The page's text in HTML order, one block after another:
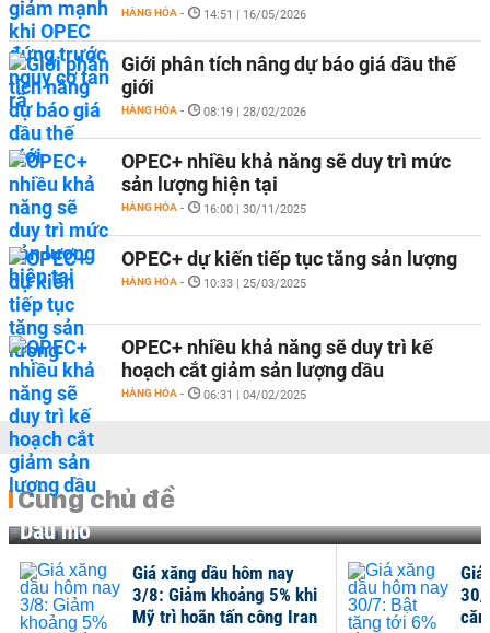
HÀNG HÓA - 14:51 | 16/05/2026
Giới phân tích nâng dự báo giá dầu thế
giới
HÀNG HÓA - 08:19 | 28/02/2026
OPEC+ nhiều khả năng sẽ duy trì mức
sản lượng hiện tại
HÀNG HÓA - 16:00 | 30/11/2025
OPEC+ dự kiến tiếp tục tăng sản lượng
HÀNG HÓA - 10:33 | 25/03/2025
OPEC+ nhiều khả năng sẽ duy trì kế
hoạch cắt giảm sản lượng dầu
HÀNG HÓA - 06:31 | 04/02/2025
Cùng chủ đề
Dầu mỏ
Giá xăng dầu hôm nay
3/8: Giảm khoảng 5% khi
Mỹ trì hoãn tấn công Iran
Giá
30/